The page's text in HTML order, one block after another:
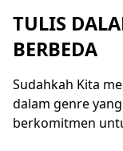
TULIS
BERBEDA
Sudahkah Kita
dalam genre
berkomitmen